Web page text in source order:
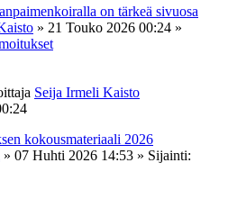
on tärkeä sivuosa
» 21 Touko 2026 00:24 »
Seija Irmeli Kaisto
kokousmateriaali 2026
» 07 Huhti 2026 14:53 » Sijainti: